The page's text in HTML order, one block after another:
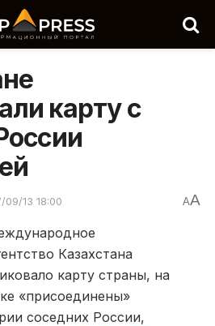
карту с
09/13 18:00 AA
Казахстана
карту страны, на
«присоединены»
соседних России,